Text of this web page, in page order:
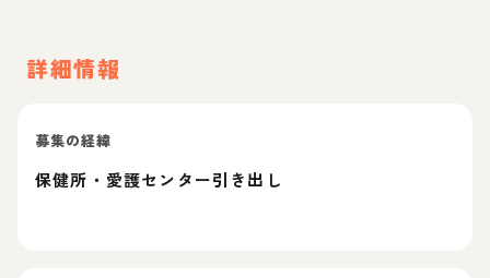
詳細情報
募集の経緯
保健所・愛護センター引き出し